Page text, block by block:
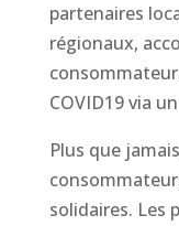
partenaires
régionaux,
COVID19 via
Plus que
solidaires. Les